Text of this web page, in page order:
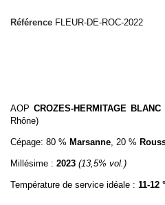
Référence FLEUR-DE-ROC-2022
AOPCROZES-HERMITAGE BLANC
Rhône)
Cépage: 80 % Marsanne , 20 %
Millésime : 2023 (13,5% vol.)
Température de service idéale : 11-12